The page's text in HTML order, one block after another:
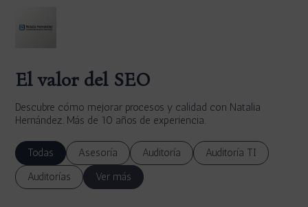
El valor del SEO
Descubre cómo mejorar procesos y calidad con Natalia
Hernández. Más de 10 años de experiencia.
Todas Asesoría Auditoría
Auditoría TI
Auditorías
Ver más